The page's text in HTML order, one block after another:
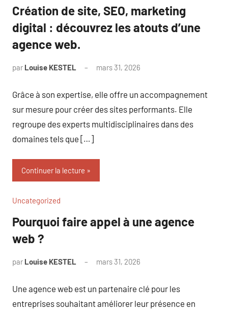
Création de site, SEO, marketing
digital : découvrez les atouts d’une
agence web.
par Louise KESTEL mars 31, 2026
Grâce à son expertise, elle offre un accompagnement
sur mesure pour créer des sites performants. Elle
regroupe des experts multidisciplinaires dans des
domaines tels que […]
Continuer la lecture
Uncategorized
Pourquoi faire appel à une agence
web ?
par Louise KESTEL mars 31, 2026
Une agence web est un partenaire clé pour les
entreprises souhaitant améliorer leur présence en